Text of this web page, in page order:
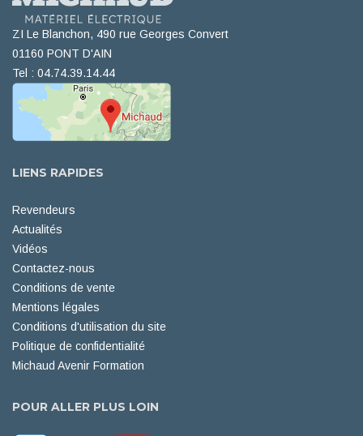
ZI Le Blanchon, 490 rue Georges Convert
01160 PONT D'AIN
Tel : 04.74.39.14.44
LIENS RAPIDES
Revendeurs
Actualités
Vidéos
Contactez-nous
Conditions de vente
Mentions légales
Conditions d'utilisation du site
Politique de confidentialité
Michaud Avenir Formation
POUR ALLER PLUS LOIN